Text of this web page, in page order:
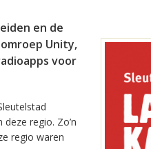
en de
Unity,
voor
regio. Zo’n
regio waren